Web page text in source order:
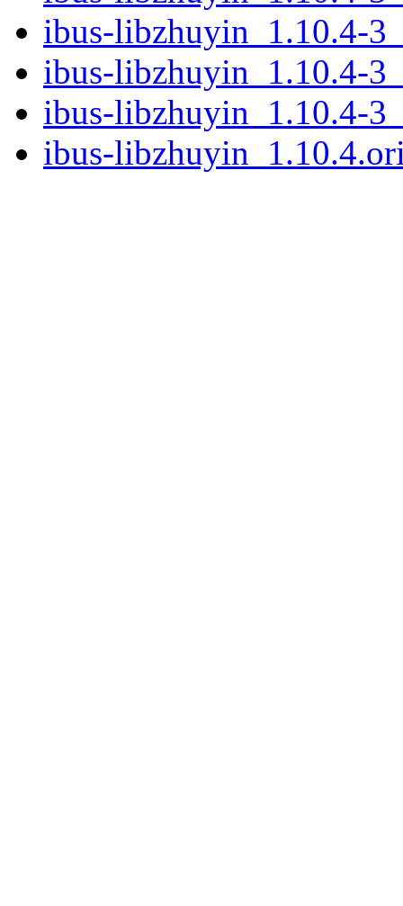
ibus-libzhuyin_1.10.4-
ibus-libzhuyin_1.10.4-
ibus-libzhuyin_1.10.4-
ibus-